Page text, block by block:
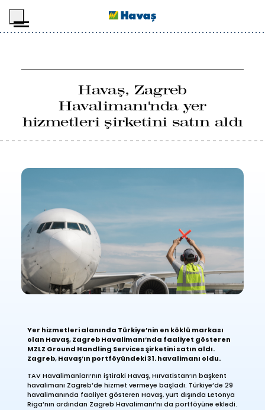
Havaş, Zagreb
Havalimanı'nda yer
hizmetleri şirketini satın aldı
Yer hizmetleri alanında Türkiye’nin en köklü markası
olan Havaş, Zagreb Havalimanı’nda faaliyet gösteren
MZLZ Ground Handling Services şirketini satın aldı.
Zagreb, Havaş’ın portföyündeki 31. havalimanı oldu.​​
TAV Havalimanları’nın iştiraki Havaş, Hırvatistan’ın başkent
havalimanı Zagreb’de hizmet vermeye başladı. Türkiye’de 29
havalimanında faaliyet gösteren Havaş, yurt dışında Letonya
Riga’nın ardından Zagreb Havalimanı’nı da portföyüne ekledi.